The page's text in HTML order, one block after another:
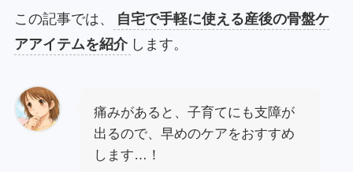
この記事では、
自宅で手軽に使える産後の骨盤ケ
アアイテムを紹介 します。
痛みがあると、子育てにも支障が
出るので、早めのケアをおすすめ
します…！